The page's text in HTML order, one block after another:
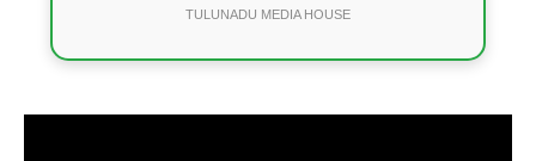
TULUNADU MEDIA HOUSE